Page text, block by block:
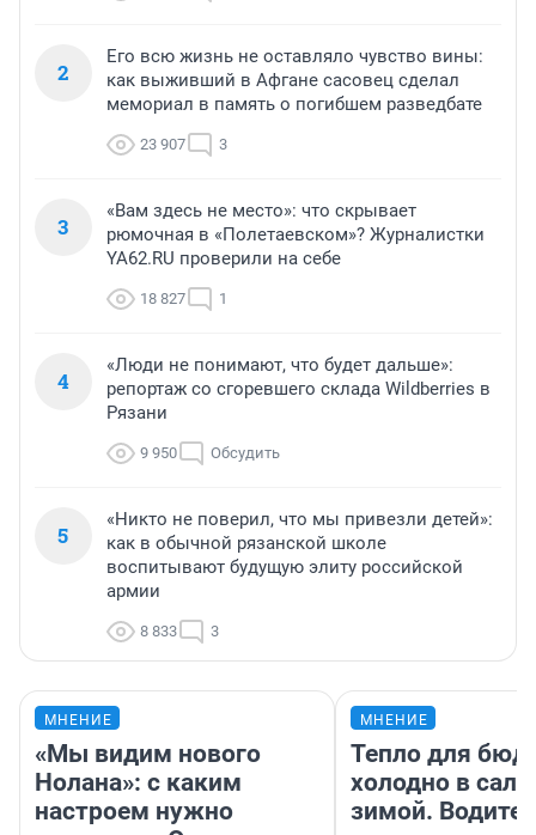
2
Его всю жизнь не оставляло чувство вины:
как выживший в Афгане сасовец сделал
мемориал в память о погибшем разведбате
23 907 3
3
«Вам здесь не место»: что скрывает
рюмочная в «Полетаевском»? Журналистки
YA62.RU проверили на себе
18 827 1
4
«Люди не понимают, что будет дальше»:
репортаж со сгоревшего склада Wildberries в
Рязани
9 950 Обсудить
5
«Никто не поверил, что мы привезли детей»:
как в обычной рязанской школе
воспитывают будущую элиту российской
армии
8 833 3
МНЕНИЕ
«Мы видим нового
Нолана»: с каким
настроем нужно
МНЕНИЕ
Тепло для
холодно в
зимой.